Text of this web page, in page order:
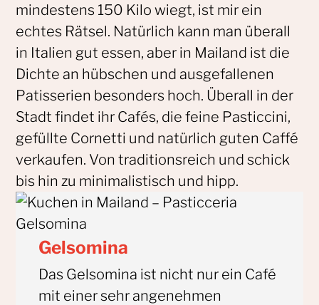
mindestens 150 Kilo wiegt, ist mir ein
echtes Rätsel. Natürlich kann man überall
in Italien gut essen, aber in Mailand ist die
Dichte an hübschen und ausgefallenen
Patisserien besonders hoch. Überall in der
Stadt findet ihr Cafés, die feine Pasticcini,
gefüllte Cornetti und natürlich guten Caffé
verkaufen. Von traditionsreich und schick
bis hin zu minimalistisch und hipp.
Gelsomina
Das Gelsomina ist nicht nur ein Café
mit einer sehr angenehmen